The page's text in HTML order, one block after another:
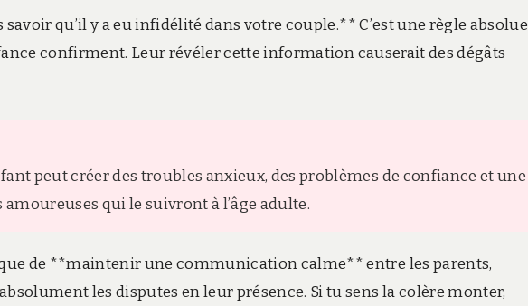
qu’il y a eu infidélité dans votre couple.** C’est une règle absolue
confirment. Leur révéler cette information causerait des dégâts
peut créer des troubles anxieux, des problèmes de confiance et une
qui le suivront à l’âge adulte.
de **maintenir une communication calme** entre les parents,
les disputes en leur présence. Si tu sens la colère monter,